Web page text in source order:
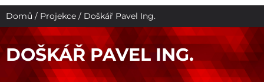
Domů / Projekce / Doškář Pavel Ing.
DOŠKÁŘ PAVEL ING.